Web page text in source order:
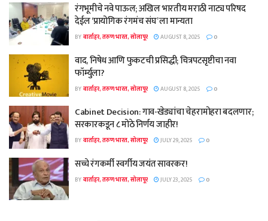
रंगभूमीचे नवे पाऊल; अखिल भारतीय मराठी नाट्य परिषद
देईल ‘प्रायोगिक रंगमंच संघ’ ला मान्यता
BYवार्ताहर, तरुण भारत, सोलापूर AUGUST 8, 2025 0
वाद, निषेध आणि फुकटची प्रसिद्धी; चित्रपटसृष्टीचा नवा
फॉर्म्युला?
BYवार्ताहर, तरुण भारत, सोलापूर AUGUST 8, 2025 0
Cabinet Decision: गाव-खेड्यांचा चेहरामोहरा बदलणार;
सरकारकडून ८ मोठे निर्णय जाहीर!
BYवार्ताहर, तरुण भारत, सोलापूर JULY 29, 2025 0
सच्चे रंगकर्मी स्वर्गीय जयंत सावरकर!
BYवार्ताहर, तरुण भारत, सोलापूर JULY 23, 2025 0